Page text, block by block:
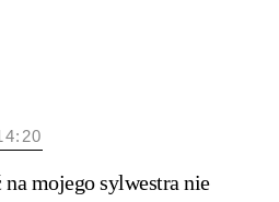
na mojego sylwestra nie